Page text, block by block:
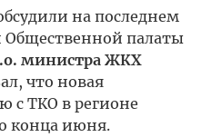
на последнем
Общественной палаты
министра ЖКХ
что новая
с ТКО в регионе
конца июня.